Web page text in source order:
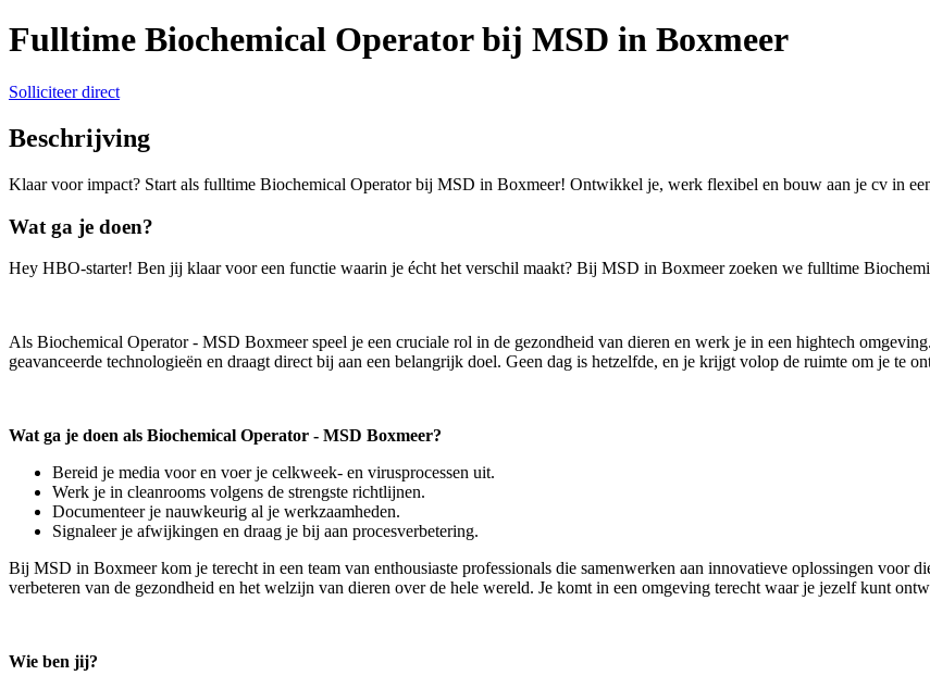
Fulltime Biochemical Operator bij MSD in Boxmeer
Solliciteer direct
Beschrijving
Klaar voor impact? Start als fulltime Biochemical Operator bij MSD in Boxmeer! Ontwikkel je, werk flexibel en bouw aan je cv in
Wat ga je doen?
Hey HBO-starter! Ben jij klaar voor een functie waarin je écht het verschil maakt? Bij MSD in Boxmeer zoeken we fulltime
Als Biochemical Operator - MSD Boxmeer speel je een cruciale rol in de gezondheid van dieren en werk je in een hightech
geavanceerde technologieën en draagt direct bij aan een belangrijk doel. Geen dag is hetzelfde, en je krijgt volop de ruimte om je te
Wat ga je doen als Biochemical Operator - MSD Boxmeer?
Bereid je media voor en voer je celkweek- en virusprocessen uit.
Werk je in cleanrooms volgens de strengste richtlijnen.
Documenteer je nauwkeurig al je werkzaamheden.
Signaleer je afwijkingen en draag je bij aan procesverbetering.
Bij MSD in Boxmeer kom je terecht in een team van enthousiaste professionals die samenwerken aan innovatieve oplossingen
verbeteren van de gezondheid en het welzijn van dieren over de hele wereld. Je komt in een omgeving terecht waar je jezelf kunt
Wie ben jij?